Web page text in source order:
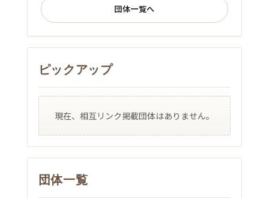
団体一覧へ
ピックアップ
現在、相互リンク掲載団体はありません。
団体一覧